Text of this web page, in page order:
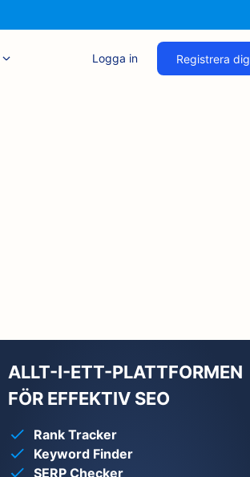
Logga in Registrera dig
ALLT-I-ETT-PLATTFORMEN
FÖR EFFEKTIV SEO
Rank Tracker
Keyword Finder
SERP Checker